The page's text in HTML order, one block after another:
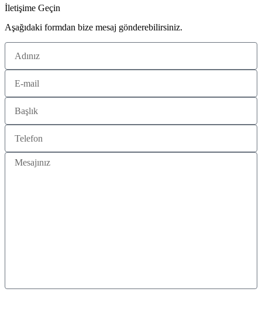
İletişime Geçin
Aşağıdaki formdan bize mesaj gönderebilirsiniz.